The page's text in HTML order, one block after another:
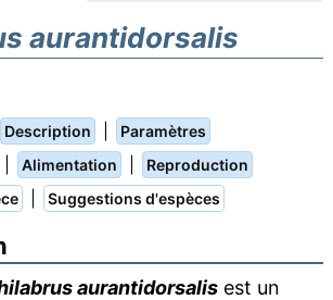
aurantidorsalis
Description Paramètres
Alimentation Reproduction
Suggestions d'espèces
aurantidorsalisest un